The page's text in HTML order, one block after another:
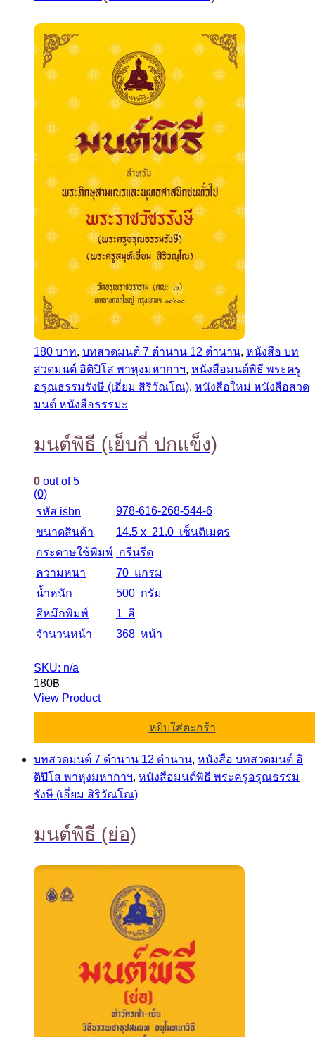
180 บาท, บทสวดมนต์ 7 ตำนาน 12 ตำนาน, หนังสือ บท
สวดมนต์ อิติปิโส พาหุงมหากาฯ, หนังสือมนต์พิธี พระครู
อรุณธรรมรังษี (เอี่ยม สิริวัณโณ), หนังสือใหม่ หนังสือสวด
มนต์ หนังสือธรรมะ
มนต์พิธี (เย็บกี่ ปกแข็ง)
0 out of 5
(0)
รหัส isbn
978-616-268-544-6
ขนาดสินค้า
14.5 x 21.0 เซ็นติเมตร
กระดาษใช้พิมพ์ กรีนรีด
ความหนา
70 แกรม
น้ำหนัก
500 กรัม
สีหมึกพิมพ์
1 สี
จำนวนหน้า
368 หน้า
SKU: n/a
180฿
View Product
หยิบใส่ตะกร้า
บทสวดมนต์ 7 ตำนาน 12 ตำนาน, หนังสือ บทสวดมนต์ อิ
ติปิโส พาหุงมหากาฯ, หนังสือมนต์พิธี พระครูอรุณธรรม
รังษี (เอี่ยม สิริวัณโณ)
มนต์พิธี (ย่อ)